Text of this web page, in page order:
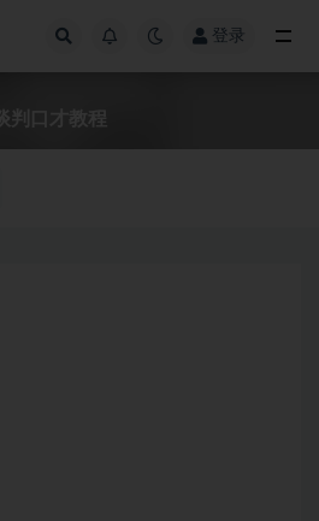
登录
谈判口才教程